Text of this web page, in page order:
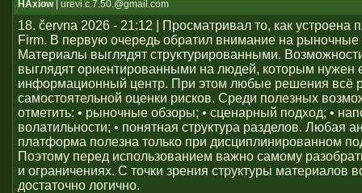
HAxiow| urevi.c.7.50.@gmail.com
18. června 2026 - 21:12 | Просматривал то, как устроена
Firm. В первую очередь обратил внимание на рыночные
Материалы выглядят структурированными.
выглядят ориентированными на людей, которым нужен
информационный центр. При этом любые решения всё
самостоятельной оценки рисков. Среди полезных
отметить: • рыночные обзоры; • сценарный подход; •
волатильности; • понятная структура разделов. Любая
платформа полезна только при дисциплинированном
Поэтому перед использованием важно самому
и ограничениях. С точки зрения структуры материалов
достаточно логично.